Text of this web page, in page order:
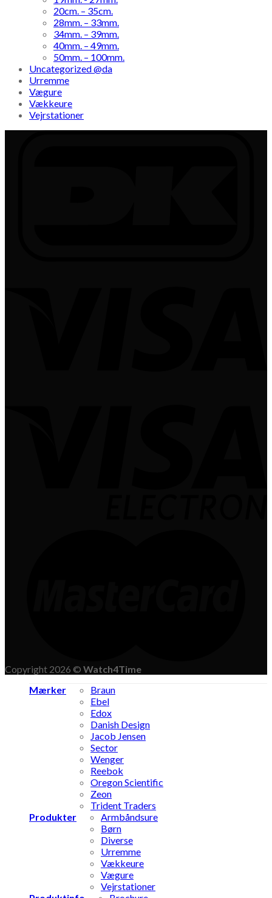
20cm. – 35cm.
28mm. – 33mm.
34mm. – 39mm.
40mm. – 49mm.
50mm. – 100mm.
Uncategorized @da
Urremme
Vægure
Vækkeure
Vejrstationer
Copyright 2026 © Watch4Time
Mærker
Braun
Ebel
Edox
Danish Design
Jacob Jensen
Sector
Wenger
Reebok
Oregon Scientific
Zeon
Trident Traders
Produkter
Armbåndsure
Børn
Diverse
Urremme
Vækkeure
Vægure
Vejrstationer